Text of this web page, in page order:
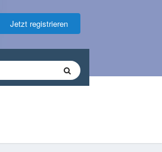
Jetzt registrieren